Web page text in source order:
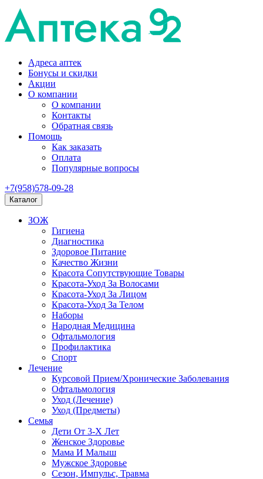
Адреса аптек
Бонусы и скидки
Акции
О компании
О компании
Контакты
Обратная связь
Помощь
Как заказать
Оплата
Популярные вопросы
+7(958)578-09-28
Каталог
ЗОЖ
Гигиена
Диагностика
Здоровое Питание
Качество Жизни
Красота Сопутствующие Товары
Красота-Уход За Волосами
Красота-Уход За Лицом
Красота-Уход За Телом
Наборы
Народная Медицина
Офтальмология
Профилактика
Спорт
Лечение
Курсовой Прием/Хронические Заболевания
Офтальмология
Уход (Лечение)
Уход (Предметы)
Семья
Дети От 3-Х Лет
Женское Здоровье
Мама И Малыш
Мужское Здоровье
Сезон, Импульс, Травма